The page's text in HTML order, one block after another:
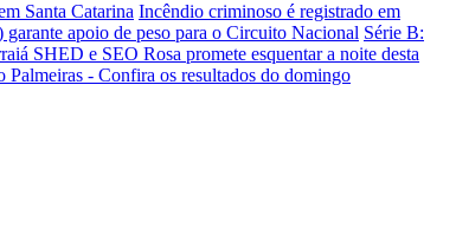
Santa Catarina Incêndio criminoso é registrado em
apoio de peso para o Circuito Nacional Série B:
SHED e SEO Rosa promete esquentar a noite desta
- Confira os resultados do domingo